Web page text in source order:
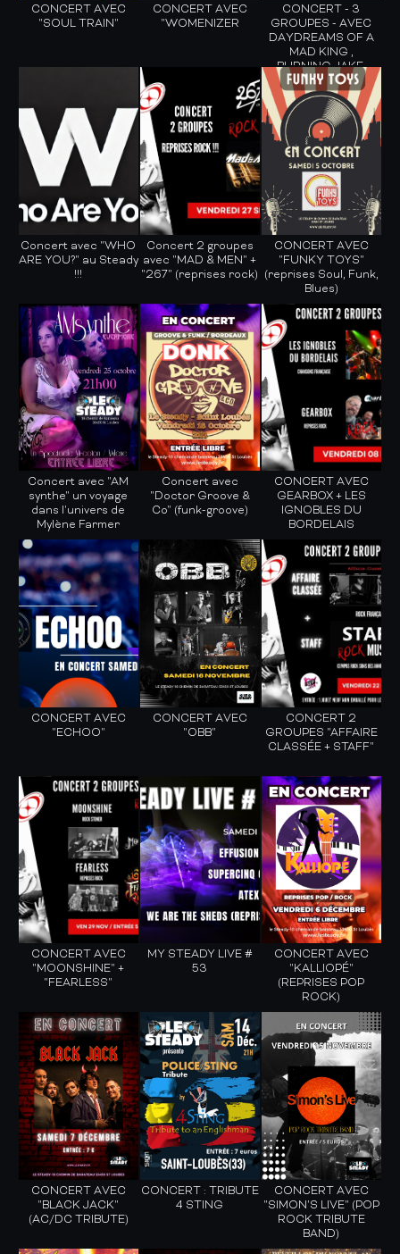
CONCERT AVEC
"SOUL TRAIN"
CONCERT AVEC
"WOMENIZER
CONCERT - 3
GROUPES - AVEC
DAYDREAMS OF A
MAD KING ,
BURNING JAKE,
OBSYDIAN
Concert avec "WHO
ARE YOU?" au Steady
!!!
Concert 2 groupes
avec "MAD & MEN" +
"267" (reprises rock)
CONCERT AVEC
"FUNKY TOYS"
(reprises Soul, Funk,
Blues)
Concert avec "AM
synthe" un voyage
dans l'univers de
Mylène Farmer
Concert avec
"Doctor Groove &
Co" (funk-groove)
CONCERT AVEC
GEARBOX + LES
IGNOBLES DU
BORDELAIS
CONCERT AVEC
"ECHOO"
CONCERT AVEC
"OBB"
CONCERT 2
GROUPES "AFFAIRE
CLASSÉE + STAFF"
CONCERT AVEC
"MOONSHINE" +
"FEARLESS"
MY STEADY LIVE #
53
CONCERT AVEC
"KALLIOPÉ"
(REPRISES POP
ROCK)
CONCERT AVEC
"BLACK JACK"
(AC/DC TRIBUTE)
CONCERT : TRIBUTE
4 STING
CONCERT AVEC
"SIMON'S LIVE" (POP
ROCK TRIBUTE
BAND)